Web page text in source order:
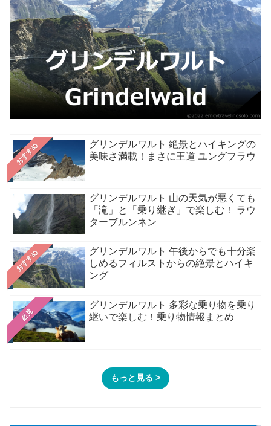
おすすめ
グリンデルワルト 絶景とハイキングの
美味さ満載！まさに王道 ユングフラウ
グリンデルワルト 山の天気が悪くても
「滝」と「乗り継ぎ」で楽しむ！ ラウ
ターブルンネン
おすすめ
グリンデルワルト 午後からでも十分楽
しめるフィルストからの絶景とハイキ
ング
必見
グリンデルワルト 多彩な乗り物を乗り
継いで楽しむ！乗り物情報まとめ
もっと見る >